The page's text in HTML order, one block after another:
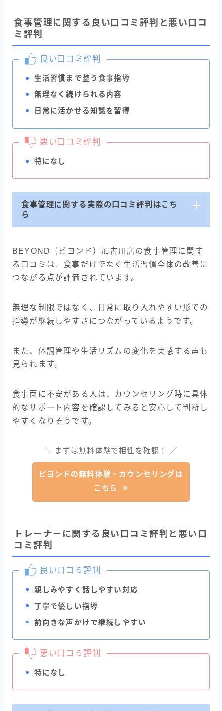
食事管理に関する良い口コミ評判と悪い口コ
ミ評判
良い口コミ評判
生活習慣まで整う食事指導
無理なく続けられる内容
日常に活かせる知識を習得
悪い口コミ評判
特になし
食事管理に関する実際の口コミ評判はこち
ら
BEYOND（ビヨンド）加古川店の食事管理に関す
る口コミは、食事だけでなく生活習慣全体の改善に
つながる点が評価されています。
無理な制限ではなく、日常に取り入れやすい形での
指導が継続しやすさにつながっているようです。
また、体調管理や生活リズムの変化を実感する声も
見られます。
食事面に不安がある人は、カウンセリング時に具体
的なサポート内容を確認してみると安心して判断し
やすくなりそうです。
＼ まずは無料体験で相性を確認！ ／
ビヨンドの無料体験・カウンセリングは
こちら
トレーナーに関する良い口コミ評判と悪い口
コミ評判
良い口コミ評判
親しみやすく話しやすい対応
丁寧で優しい指導
前向きな声かけで継続しやすい
悪い口コミ評判
特になし